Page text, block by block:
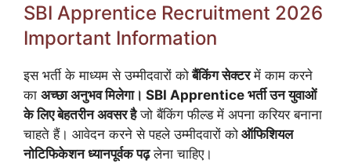
SBI Apprentice Recruitment 2026
Important Information
इस भर्ती के माध्यम से उम्मीदवारों कोबैंकिंग सेक्टरमें काम करने
का अच्छा अनुभव मिलेगा। SBI Apprentice भर्ती उन युवाओं
के लिए बेहतरीन अवसर हैजो बैंकिंग फील्ड में अपना करियर बनाना
चाहते हैं। आवेदन करने से पहले उम्मीदवारों को ऑफिशियल
नोटिफिकेशन ध्यानपूर्वक पढ़लेना चाहिए।